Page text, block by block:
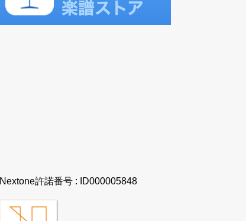
Nextone許諾番号 : ID000005848